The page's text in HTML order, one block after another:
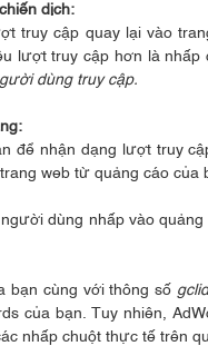
dịch:
truy cập quay lại vào
lượt truy cập hơn là
dùng truy cập.
để nhận dạng lượt truy
web từ quảng cáo của
dùng nhấp vào
bạn cùng với thông số
của bạn. Tuy nhiên,
nhấp chuột thực tế trên